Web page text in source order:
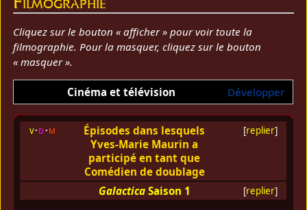
Cliquez sur le bouton « afficher » pour voir toute la
filmographie. Pour la masquer, cliquez sur le bouton
« masquer ».
Développer
Cinéma et télévision
[replier]
v d m
Épisodes dans lesquels
Yves-Marie Maurin a
participé en tant que
Comédien de doublage
[replier]
Galactica Saison 1